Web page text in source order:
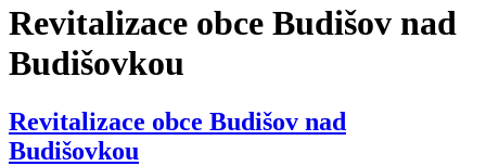
Revitalizace obce Budišov nad
Budišovkou
Revitalizace obce Budišov nad
Budišovkou